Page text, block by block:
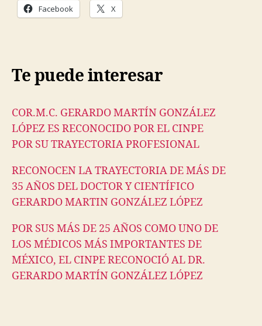
Facebook X
Te puede interesar
COR.M.C. GERARDO MARTÍN GONZÁLEZ
LÓPEZ ES RECONOCIDO POR EL CINPE
POR SU TRAYECTORIA PROFESIONAL
RECONOCEN LA TRAYECTORIA DE MÁS DE
35 AÑOS DEL DOCTOR Y CIENTÍFICO
GERARDO MARTIN GONZÁLEZ LÓPEZ
POR SUS MÁS DE 25 AÑOS COMO UNO DE
LOS MÉDICOS MÁS IMPORTANTES DE
MÉXICO, EL CINPE RECONOCIÓ AL DR.
GERARDO MARTÍN GONZÁLEZ LÓPEZ